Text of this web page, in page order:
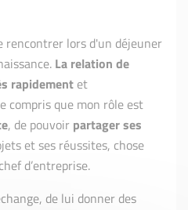
rencontrer lors d'un déjeuner
La relation de
rapidement et
compris que mon rôle est
, de pouvoir partager ses
et ses réussites, chose
d’entreprise.
de lui donner des